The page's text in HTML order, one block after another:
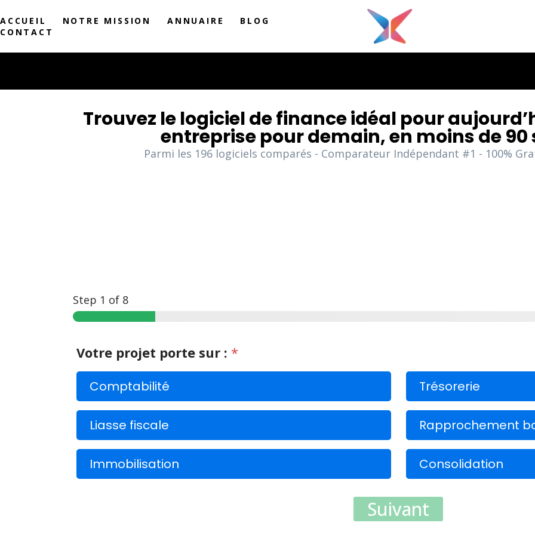
ACCUEIL NOTRE MISSION ANNUAIRE
BLOG
CONTACT
Trouvez le logiciel de finance idéal pour
entreprise pour demain, en moins de
Parmi les 196 logiciels comparés - Comparateur Indépendant #1 - 100%
Step 1 of 8
Votre projet porte sur : *
Comptabilité Trésorerie
Liasse fiscale Rapprochement
Immobilisation Consolidation
Suivant